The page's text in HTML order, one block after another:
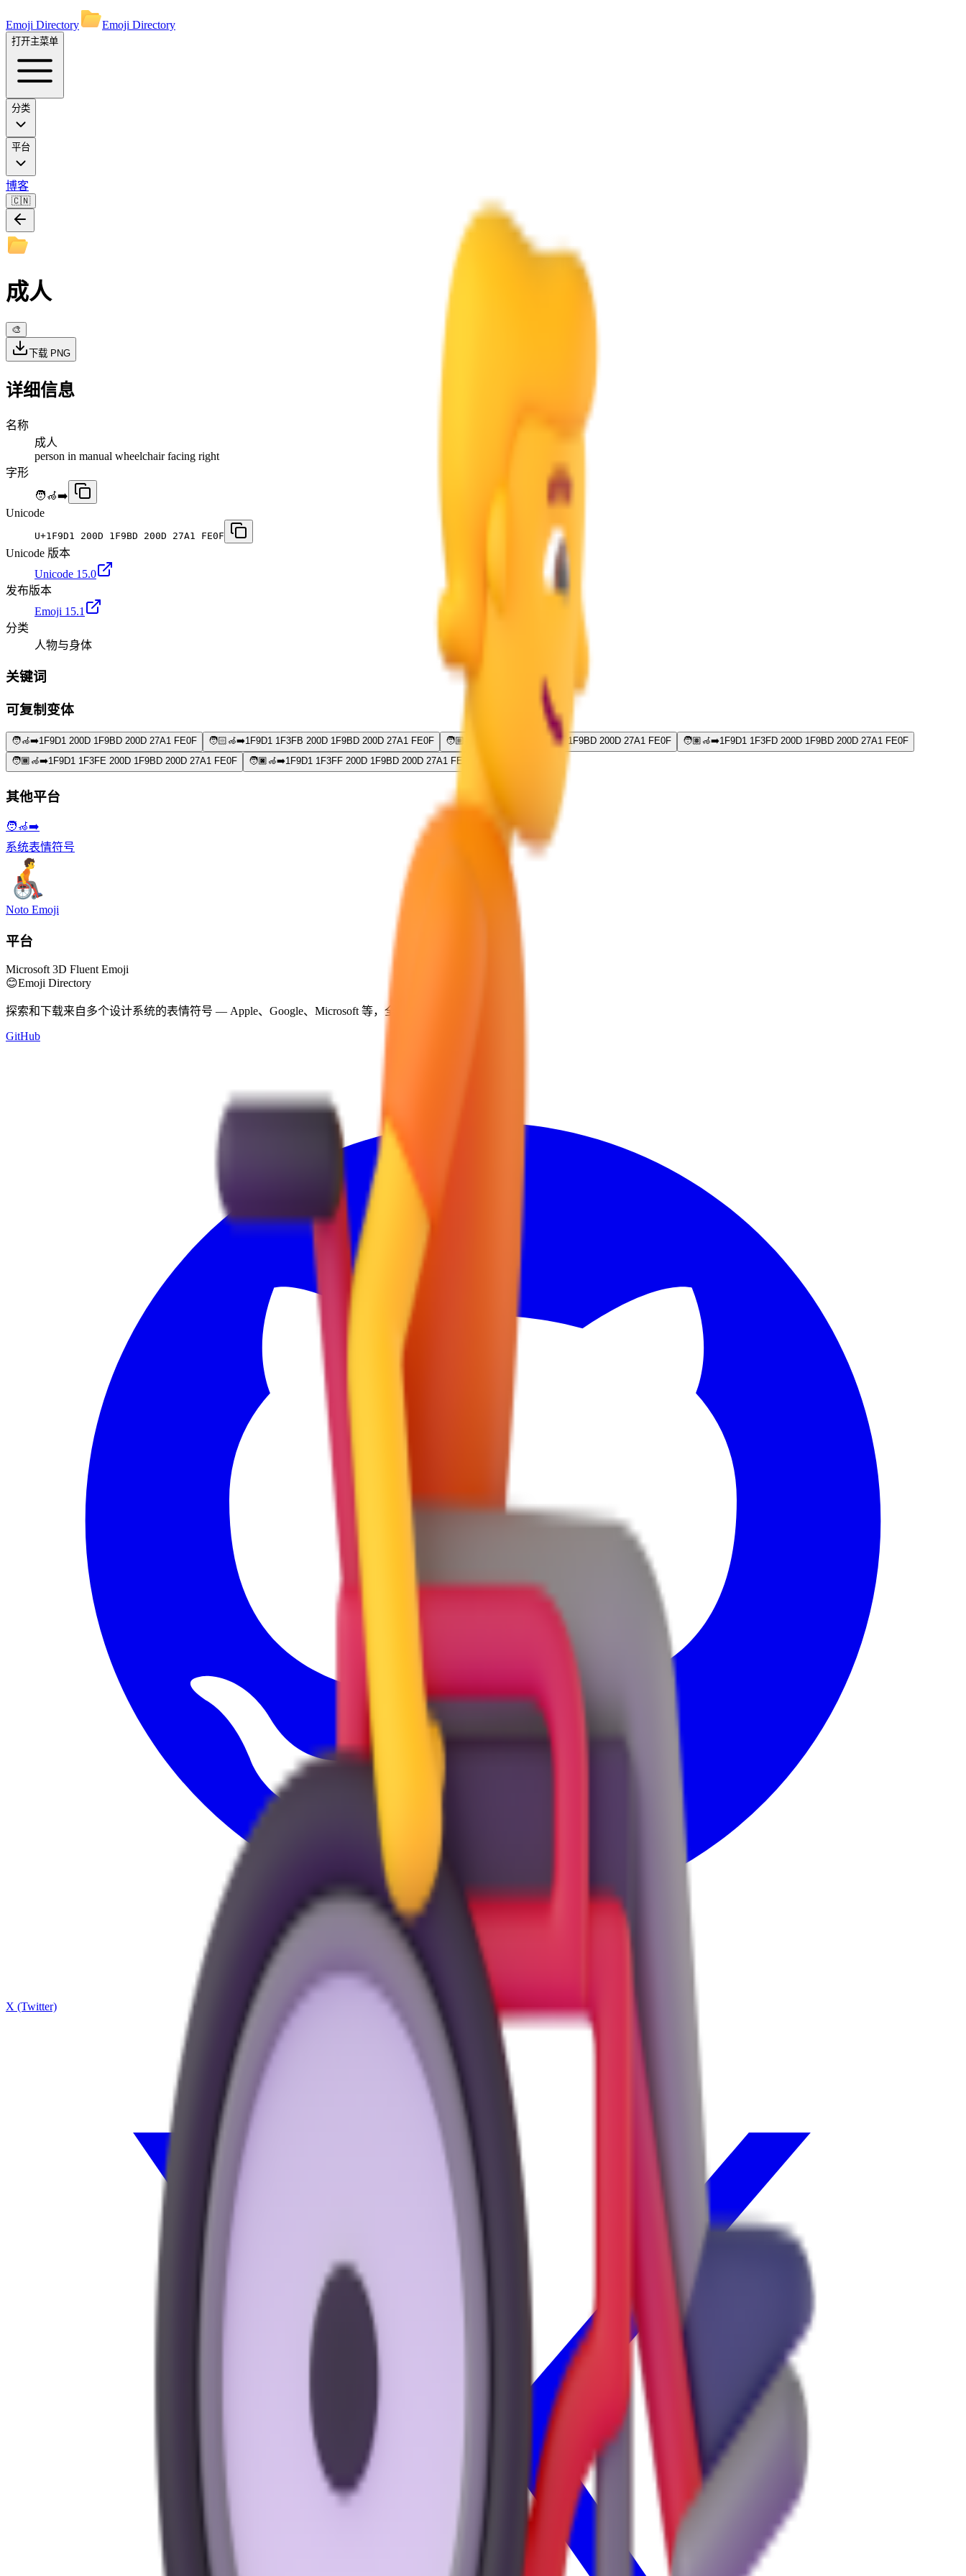
Emoji Directory Emoji Directory
打开主菜单
分类
平台
博客
🇨🇳
成人
🎨
下载 PNG
详细信息
名称
成人
person in manual wheelchair facing right
字形
🧑‍🦽‍➡️
Unicode
U+1F9D1 200D 1F9BD 200D 27A1 FE0F
Unicode 版本
Unicode 15.0
发布版本
Emoji 15.1
分类
人物与身体
关键词
可复制变体
🧑‍🦽‍➡️1F9D1 200D 1F9BD 200D 27A1 FE0F 🧑🏻‍🦽‍➡️1F9D1 1F3FB 200D 1F9BD 200D 27A1 FE0F 🧑🏼‍🦽‍➡️ 1F9D1 1F3FC 200D 1F9BD 200D 27A1 FE0F 🧑🏽‍🦽‍➡️1F9D1 1F3FD 200D 1F9BD 200D 27A1 FE0F
🧑🏾‍🦽‍➡️1F9D1 1F3FE 200D 1F9BD 200D 27A1 FE0F 🧑🏿‍🦽‍➡️1F9D1 1F3FF 200D 1F9BD 200D 27A1 FE0F
其他平台
🧑‍🦽‍➡️
系统表情符号
Noto Emoji
平台
Microsoft 3D Fluent Emoji
😊Emoji Directory
探索和下载来自多个设计系统的表情符号 — Apple、Google、Microsoft 等，全部集中在一个地方。
GitHub
X (Twitter)